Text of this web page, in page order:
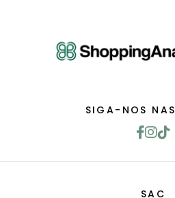
SIGA-NOS NAS
SAC